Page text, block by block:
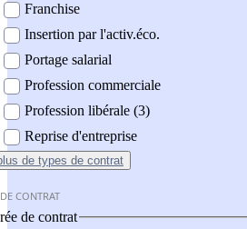
Franchise
Insertion par l'activ.éco.
Portage salarial
Profession commerciale
Profession libérale (3)
Reprise d'entreprise
de types de contrat
CONTRAT
de contrat